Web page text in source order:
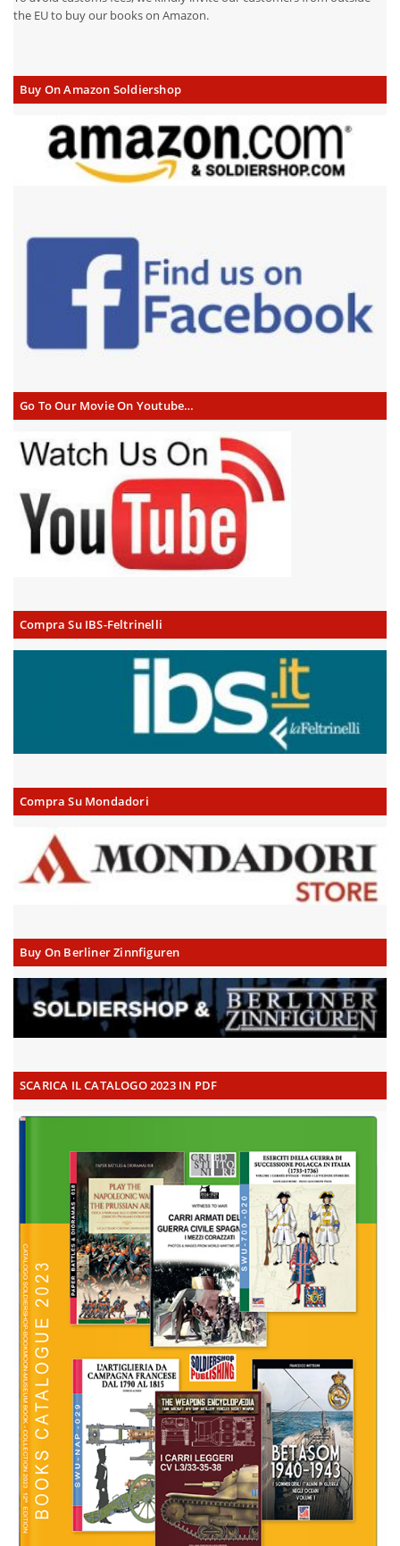
the EU to buy our books on Amazon.
Buy On Amazon Soldiershop
Go To Our Movie On Youtube…
Compra Su IBS-Feltrinelli
Compra Su Mondadori
Buy On Berliner Zinnfiguren
SCARICA IL CATALOGO 2023 IN PDF